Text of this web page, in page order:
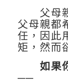
父母親
父母親都
任，因此
矩，然而
如果
──